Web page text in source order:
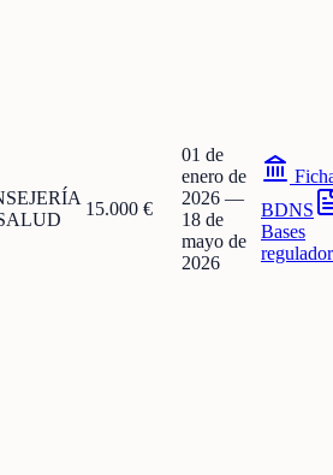
15.000 €
01 de
enero de
2026 —
18 de
mayo de
2026
BDNS
Bases